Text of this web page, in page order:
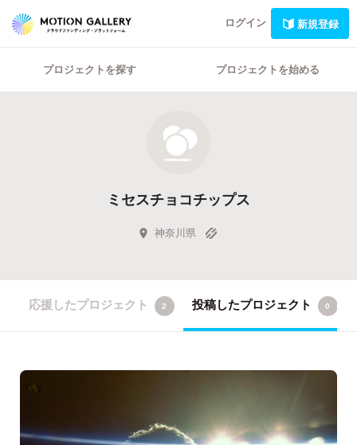
ログイン 新規登録
プロジェクトを探す プロジェクトを始める
ミセスチョコチップス
神奈川県
応援したプロジェクト 2 投稿したプロジェクト 0